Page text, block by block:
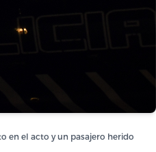
en el acto y un pasajero herido